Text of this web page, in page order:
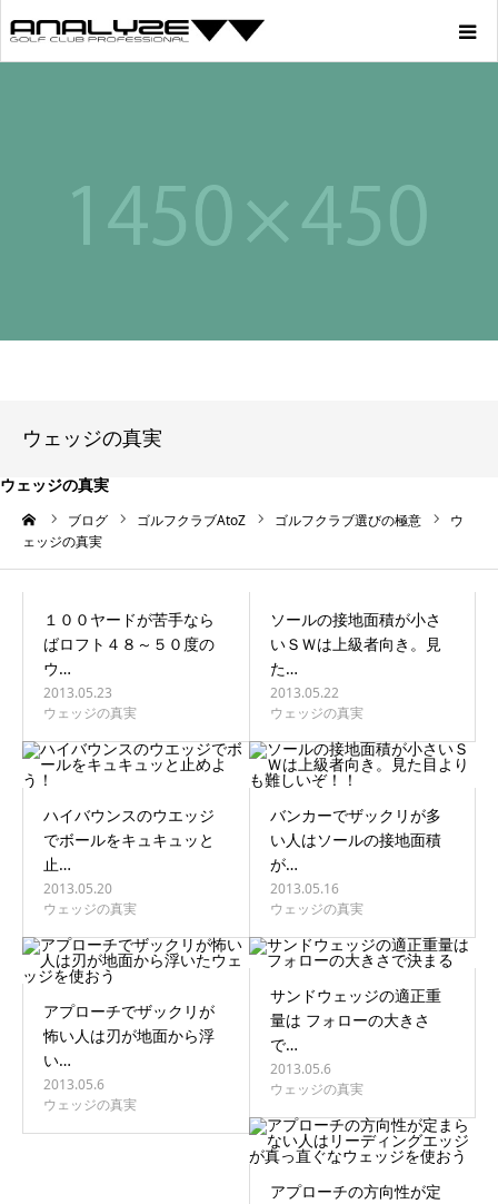
ウェッジの真実
ウェッジの真実
ブログ ゴルフクラブAtoZ ゴルフクラブ選びの極意
ウ
ェッジの真実
１００ヤードが苦手なら
ばロフト４８～５０度の
ウ…
2013.05.23
ウェッジの真実
ソールの接地面積が小さ
いＳＷは上級者向き。見
た…
2013.05.22
ウェッジの真実
ハイバウンスのウエッジ
でボールをキュキュッと
止…
2013.05.20
ウェッジの真実
バンカーでザックリが多
い人はソールの接地面積
が…
2013.05.16
ウェッジの真実
アプローチでザックリが
怖い人は刃が地面から浮
い…
2013.05.6
ウェッジの真実
サンドウェッジの適正重
量は フォローの大きさ
で…
2013.05.6
ウェッジの真実
アプローチの方向性が定
Profile
Store